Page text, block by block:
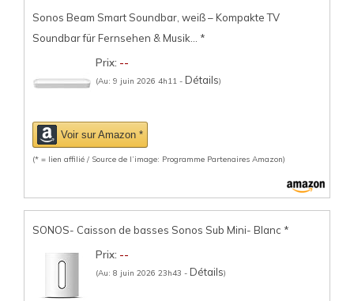
Sonos Beam Smart Soundbar, weiß – Kompakte TV
Soundbar für Fernsehen & Musik... *
Prix: --
(Au: 9 juin 2026 4h11 - Détails)
Voir sur Amazon *
(* = lien affilié / Source de l’image: Programme Partenaires Amazon)
SONOS- Caisson de basses Sonos Sub Mini- Blanc *
Prix: --
(Au: 8 juin 2026 23h43 - Détails)